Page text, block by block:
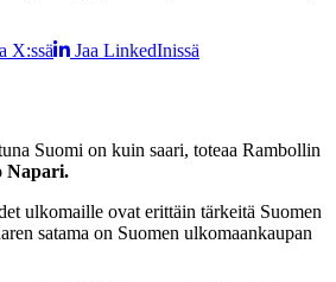
X:ssä Jaa LinkedInissä
Suomi on kuin saari, toteaa Rambollin
Napari.
ulkomaille ovat erittäin tärkeitä Suomen
satama on Suomen ulkomaankaupan